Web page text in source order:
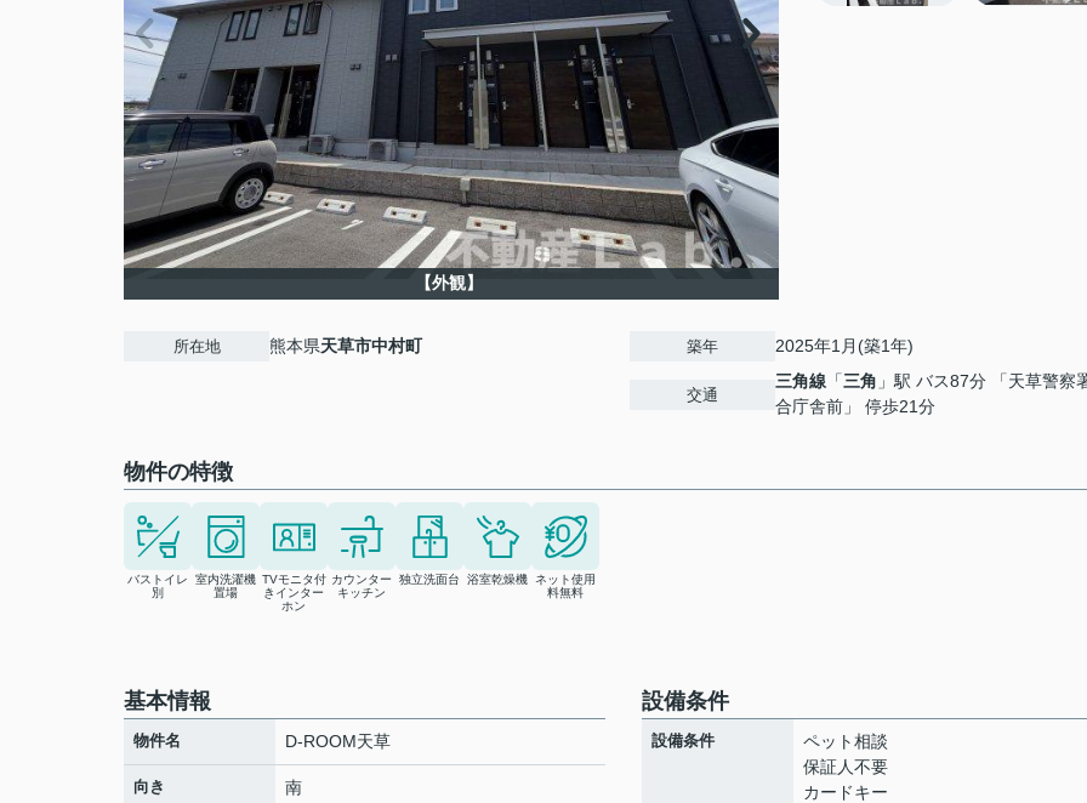
【外観】
所在地 熊本県天草市中村町 築年 2025年1月(築1年)
交通
三角線 「三角 」駅 バス87分 「天草警察
合庁舎前」 停歩21分
物件の特徴
バストイレ
別
室内洗濯機
置場
TVモニタ付
きインター
ホン
カウンター
キッチン
独立洗面台 浴室乾燥機 ネット使用
料無料
基本情報
物件名 D-ROOM天草
向き 南
設備条件
設備条件
ペット相談
保証人不要
カードキー